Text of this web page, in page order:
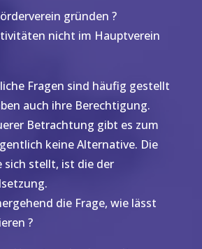
gründen ?
nicht im Hauptverein
Fragen sind häufig gestellt
auch ihre Berechtigung.
Betrachtung gibt es zum
keine Alternative. Die
sich stellt, ist die der
die Frage, wie lässt
?